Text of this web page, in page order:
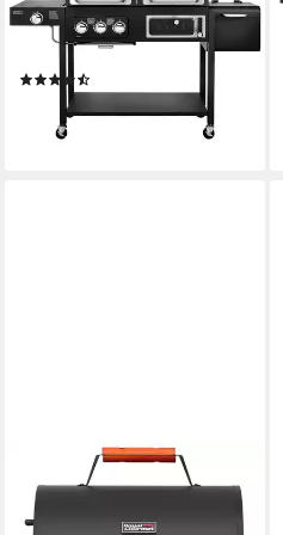
höhenverstellbar, Gas & Kohle
2in1, Seitentisch klappbar
399,99 €
19,87 €mtl. in 24 Raten
lieferbar - in 4-5 Werktagen bei dir
ROYAL GOURMET
Holzkohlegrill Tragbarer
Campinggrill Kohle Tischgrill